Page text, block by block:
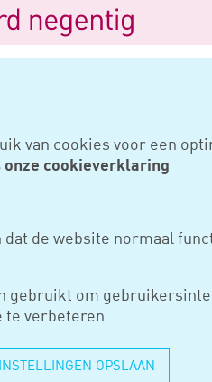
van cookies voor een
onze cookieverklaring
dat de website normaal
gebruikt om
te verbeteren
INSTELLINGEN OPSLAAN
Geen begunstigend
VOOR